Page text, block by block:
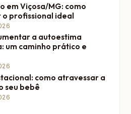
em Viçosa/MG: como
o profissional ideal
a autoestima
um caminho prático e
como atravessar a
seu bebê